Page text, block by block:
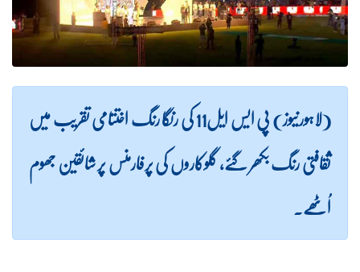
(لاہورنیوز) پی ایس ایل11 کی رنگا رنگ اختتامی تقریب میں
ثقافتی رنگ بکھر گئے، گلوکاروں کی پرفارمنس پر شائقین جھوم
اُٹھے۔